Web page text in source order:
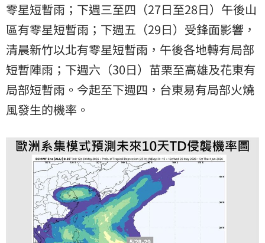
零星短暫雨；下週三至四（27日至28日）午後山
區有零星短暫雨；下週五（29日）受鋒面影響，
清晨新竹以北有零星短暫雨，午後各地轉有局部
短暫陣雨；下週六（30日）苗栗至高雄及花東有
局部短暫雨。今起至下週四，台東易有局部火燒
風發生的機率。